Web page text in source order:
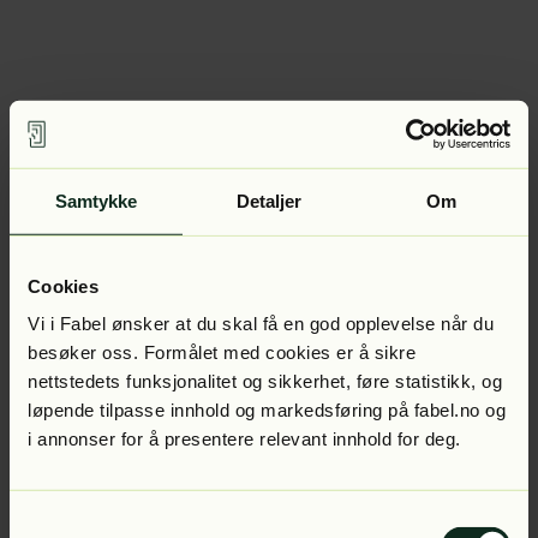
Samtykke Detaljer Om
Cookies
Vi i Fabel ønsker at du skal få en god opplevelse når du
besøker oss. Formålet med cookies er å sikre
nettstedets funksjonalitet og sikkerhet, føre statistikk, og
løpende tilpasse innhold og markedsføring på fabel.no og
i annonser for å presentere relevant innhold for deg.